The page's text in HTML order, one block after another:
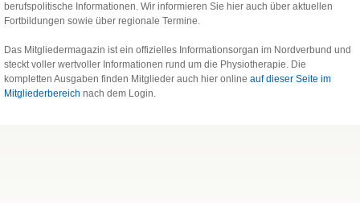
berufspolitische Informationen. Wir informieren Sie hier auch über aktuellen
Fortbildungen sowie über regionale Termine.
Das Mitgliedermagazin ist ein offizielles Informationsorgan im Nordverbund und
steckt voller wertvoller Informationen rund um die Physiotherapie. Die
kompletten Ausgaben finden Mitglieder auch hier online auf dieser Seite im
Mitgliederbereich nach dem Login.